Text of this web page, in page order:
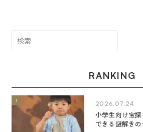
RANKING
2026.07.24
小学生向け宝
できる謎解き